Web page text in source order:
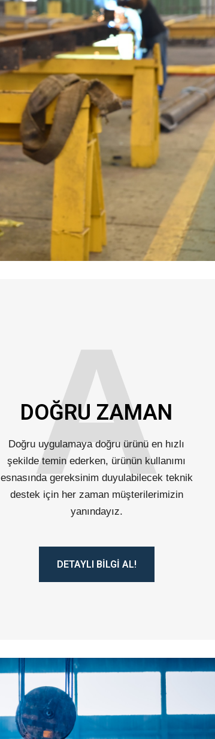
A
DOĞRU ZAMAN
Doğru uygulamaya doğru ürünü en hızlı
şekilde temin ederken, ürünün kullanımı
esnasında gereksinim duyulabilecek teknik
destek için her zaman müşterilerimizin
yanındayız.
DETAYLI BILGI AL!